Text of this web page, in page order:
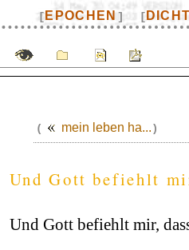
[ EPOCHEN ] [
( mein leben ha...)
Und Gott befiehlt
Und Gott befiehlt mir,